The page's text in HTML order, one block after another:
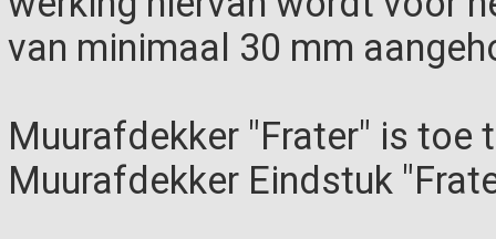
van minimaal 30 mm
Muurafdekker "Frater" is
Muurafdekker Eindstuk